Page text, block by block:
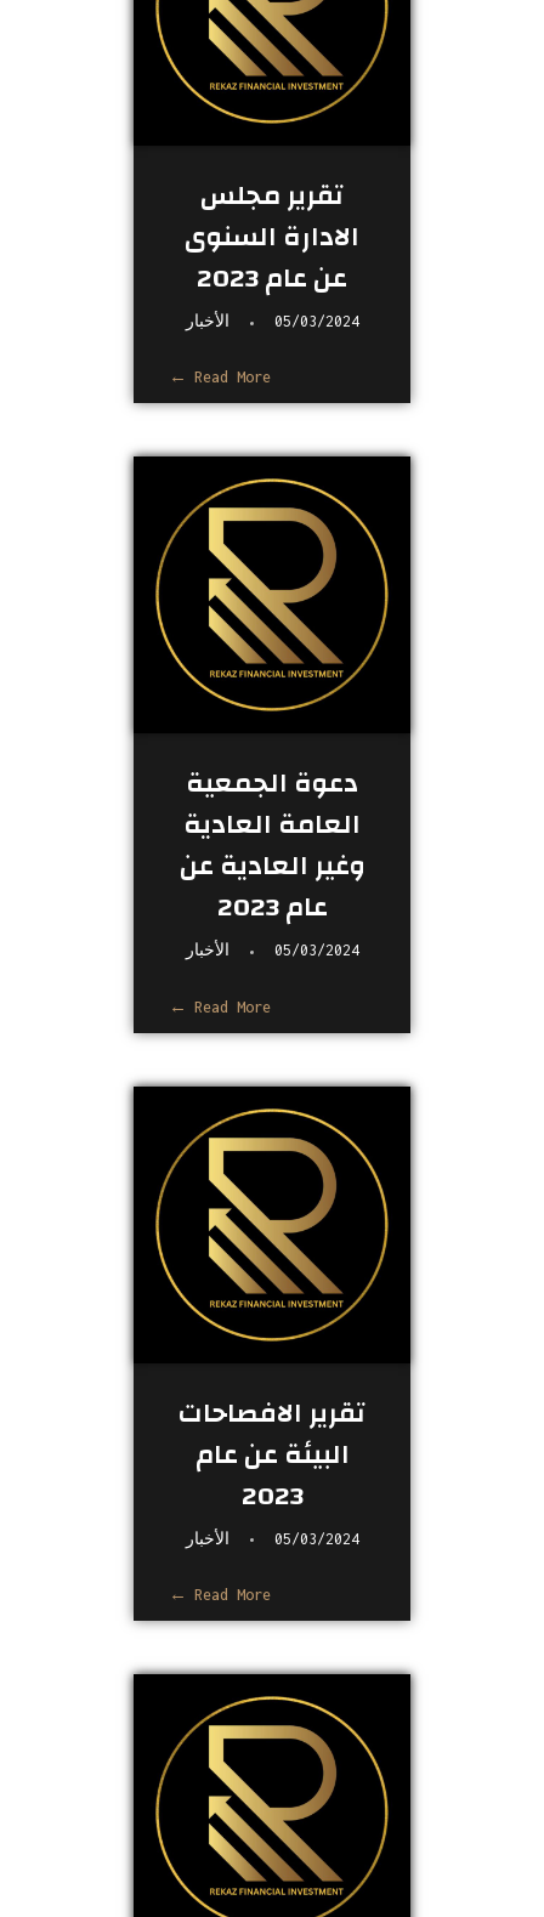
تقرير مجلس
الادارة السنوى
عن عام 2023
05/03/2024 الأخبار
Read More
دعوة الجمعية
العامة العادية
وغير العادية عن
عام 2023
05/03/2024 الأخبار
Read More
تقرير الافصاحات
البيئة عن عام
2023
05/03/2024 الأخبار
Read More